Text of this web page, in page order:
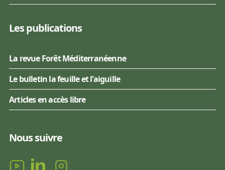
Les publications
La revue Forêt Méditerranéenne
Le bulletin la feuille et l'aiguille
Articles en accès libre
Nous suivre